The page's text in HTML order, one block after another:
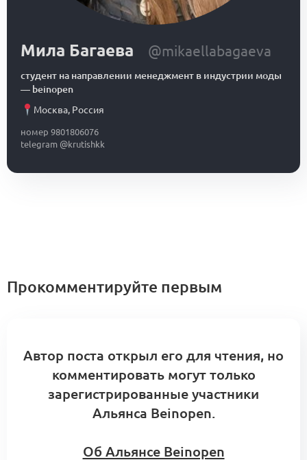
Мила Багаева @mikaellabagaeva
студент на направлении менеджмент в индустрии моды
— beinopen
Москва, Россия
номер 9801806076
telegram @krutishkk
Прокомментируйте первым
Автор поста открыл его для чтения, но
комментировать могут только
зарегистрированные участники
Альянса Beinopen.
Об Альянсе Beinopen